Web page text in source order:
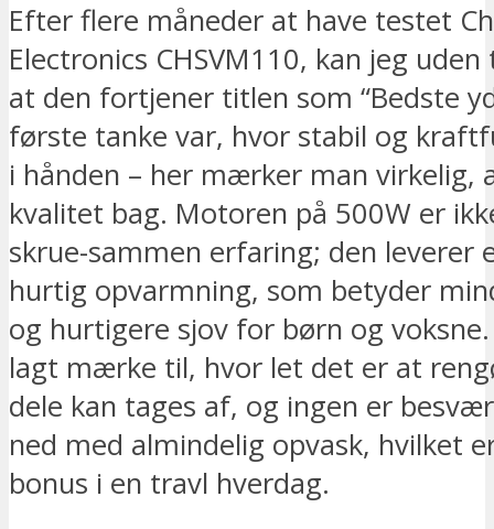
Efter flere måneder at have testet
Electronics CHSVM110, kan jeg
at den fortjener titlen som “Bedste
første tanke var, hvor stabil og
i hånden – her mærker man virkelig,
kvalitet bag. Motoren på 500W er
skrue-sammen erfaring; den leverer
hurtig opvarmning, som betyder
og hurtigere sjov for børn og
lagt mærke til, hvor let det er at
dele kan tages af, og ingen er
ned med almindelig opvask, hvilket
bonus i en travl hverdag.